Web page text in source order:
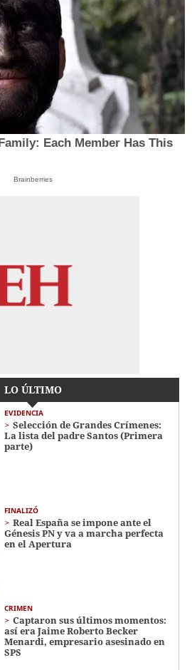
Each Member Has This
Brainberries
LO ÚLTIMO
EVIDENCIA
Selección de Grandes Crímenes:
La lista del padre Santos (Primera
parte)
FINALIZÓ
Real España se impone ante el
Génesis PN y va a marcha perfecta
en el Apertura
CRIMEN
Captaron sus últimos momentos:
así era Jaime Roberto Becker
Menardi​​​, empresario asesinado en
SPS